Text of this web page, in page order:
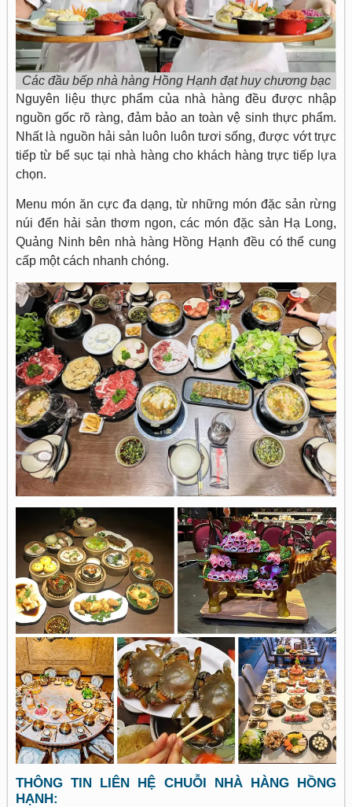
Các đầu bếp nhà hàng Hồng Hạnh đạt huy chương bạc
Nguyên liệu thực phẩm của nhà hàng đều được nhập
nguồn gốc rõ ràng, đảm bảo an toàn vệ sinh thực phẩm.
Nhất là nguồn hải sản luôn luôn tươi sống, được vớt trực
tiếp từ bể sục tại nhà hàng cho khách hàng trực tiếp lựa
chọn.
Menu món ăn cực đa dạng, từ những món đặc sản rừng
núi đến hải sản thơm ngon, các món đặc sản Hạ Long,
Quảng Ninh bên nhà hàng Hồng Hạnh đều có thể cung
cấp một cách nhanh chóng.
THÔNG TIN LIÊN HỆ CHUỖI NHÀ HÀNG HỒNG
HẠNH: